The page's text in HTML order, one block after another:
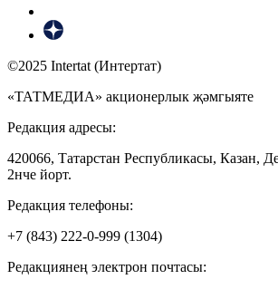
©2025 Intertat (Интертат)
«ТАТМЕДИА» акционерлык җәмгыяте
Редакция адресы:
420066, Татарстан Республикасы, Казан,
2нче йорт.
Редакция телефоны:
+7 (843) 222-0-999 (1304)
Редакциянең электрон почтасы: